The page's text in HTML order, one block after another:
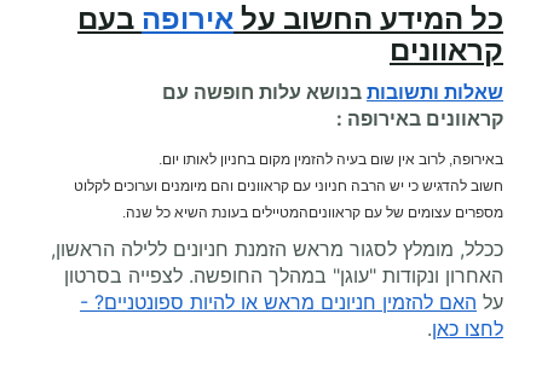
כל המידע החשוב על אירופה בעם
קראוונים
שאלות ותשובות בנושא עלות חופשה עם
קראוונים באירופה :
באירופה, לרוב אין שום בעיה להזמין מקום בחניון לאותו יום.
חשוב להדגיש כי יש הרבה חניוני עם קראוונים והם מיומנים וערוכים לקלוט
מספרים עצומים של עם קראווניםהמטיילים בעונת השיא כל שנה.
ככלל, מומלץ לסגור מראש הזמנת חניונים ללילה הראשון,
האחרון ונקודות "עוגן" במהלך החופשה. לצפייה בסרטון
על האם להזמין חניונים מראש או להיות ספונטניים? -
לחצו כאן.